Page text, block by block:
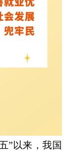
以来，我国